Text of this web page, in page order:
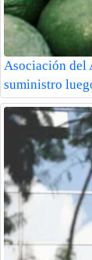
Asociación del
suministro